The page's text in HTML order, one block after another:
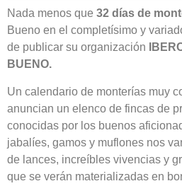
Nada menos que 32 días de
Bueno en el completísimo y
de publicar su organización
BUENO.
Un calendario de monterías muy
anuncian un elenco de fincas de
conocidas por los buenos
jabalíes, gamos y muflones nos
de lances, increíbles vivencias y
que se verán materializadas en